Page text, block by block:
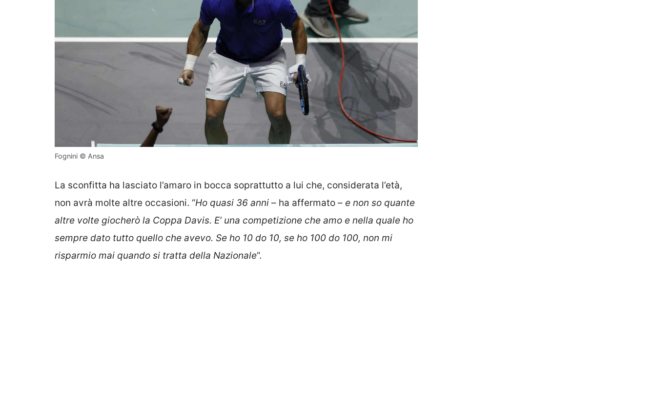
Fognini © Ansa
La sconfitta ha lasciato l’amaro in bocca soprattutto a lui che, considerata l’età,
non avrà molte altre occasioni. “Ho quasi 36 anni – ha affermato – e non so quante
altre volte giocherò la Coppa Davis. E’ una competizione che amo e nella quale ho
sempre dato tutto quello che avevo. Se ho 10 do 10, se ho 100 do 100, non mi
risparmio mai quando si tratta della Nazionale“.